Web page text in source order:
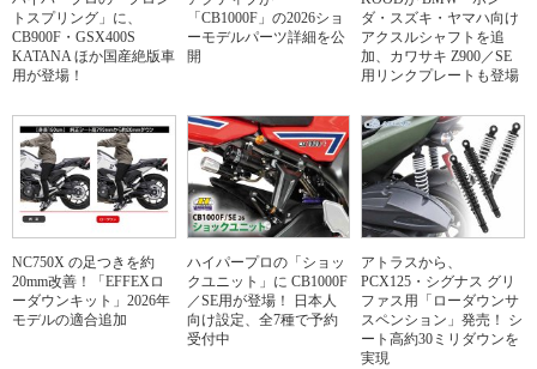
トスプリング」に、
CB900F・GSX400S
KATANA ほか国産絶版車
用が登場！
「CB1000F」の2026ショ
ーモデルパーツ詳細を公
開
ダ・スズキ・ヤマハ向け
アクスルシャフトを追
加、カワサキ Z900／SE
用リンクプレートも登場
NC750X の足つきを約
20mm改善！「EFFEXロ
ーダウンキット」2026年
モデルの適合追加
ハイパープロの「ショッ
クユニット」に CB1000F
／SE用が登場！ 日本人
向け設定、全7種で予約
受付中
アトラスから、
PCX125・シグナス グリ
ファス用「ローダウンサ
スペンション」発売！ シ
ート高約30ミリダウンを
実現